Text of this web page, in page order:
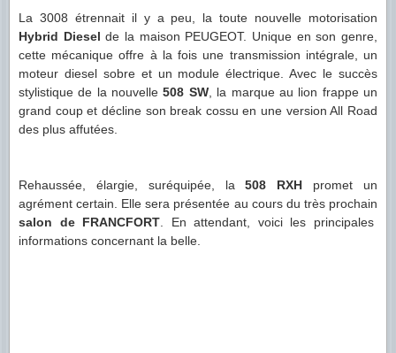
La 3008 étrennait il y a peu, la toute nouvelle motorisation
Hybrid Diesel de la maison PEUGEOT. Unique en son genre,
cette mécanique offre à la fois une transmission intégrale, un
moteur diesel sobre et un module électrique. Avec le succès
stylistique de la nouvelle508 SW, la marque au lion frappe un
grand coup et décline son break cossu en une version All Road
des plus affutées.
Rehaussée, élargie, suréquipée, la508 RXH promet un
agrément certain. Elle sera présentée au cours du très prochain
salon de FRANCFORT . En attendant, voici les principales
informations concernant la belle.